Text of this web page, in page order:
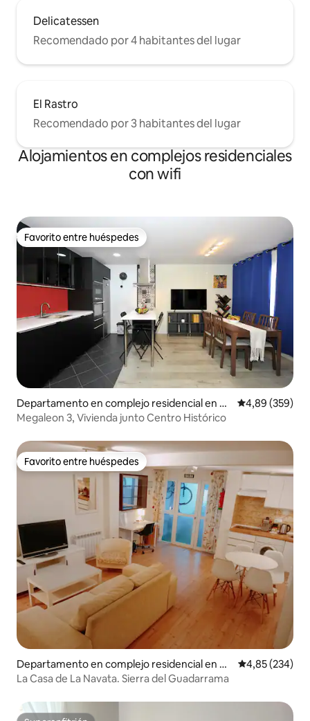
Delicatessen
Recomendado por 4 habitantes del lugar
El Rastro
Recomendado por 3 habitantes del lugar
Alojamientos en complejos residenciales
con wifi
Favorito entre huéspedes
Favorito entre huéspedes
Departamento en complejo residencial en Se
govia
Calificación
4,89 (359)
Megaleon 3, Vivienda junto Centro Histórico
Favorito entre huéspedes
Favorito entre huéspedes
Departamento en complejo residencial en G
alapagar
Calificación
4,85 (234)
La Casa de La Navata. Sierra del Guadarrama